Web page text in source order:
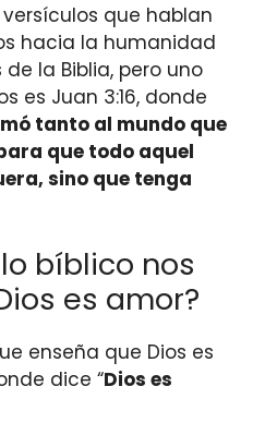
que hablan
hacia la humanidad
la Biblia, pero uno
es Juan 3:16, donde
tanto al mundo que
que todo aquel
sino que tenga
bíblico nos
es amor?
enseña que Dios es
dice “Dios es